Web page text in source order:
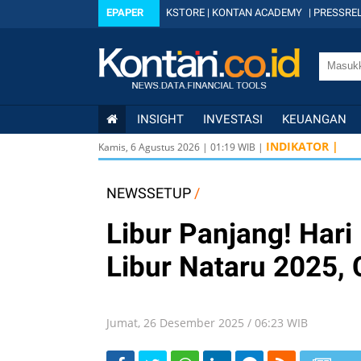
EPAPER KSTORE | KONTAN ACADEMY |
INSIGHT INVESTASI KEUANGAN
Kamis, 6 Agustus 2026 | 01:19WIB | INDIKATOR |
NEWSSETUP /
Libur Panjang!
Libur Nataru 2025,
Jumat, 26 Desember 2025 / 06:23 WIB